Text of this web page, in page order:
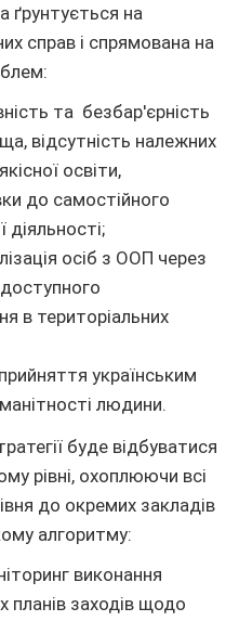
ґрунтується на
справ і спрямована на
та безбар'єрність
відсутність належних
освіти,
до самостійного
осіб з ООП через
доступного
в територіальних
українським
людини.
буде відбуватися
рівні, охоплюючи всі
до окремих закладів
алгоритму:
виконання
планів заходів щодо